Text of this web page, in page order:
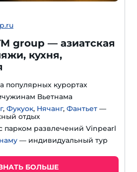
group — азиатская
кухня,
популярных курортах
Вьетнама
, Фукуок, Нячанг, Фантьет —
отдых
парком развлечений Vinpearl
— индивидуальный тур
БОЛЬШЕ